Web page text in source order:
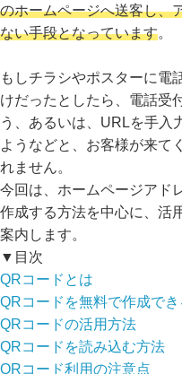
のホームページへ送客し、
ない手段となっています。
もしチラシやポスターに電
けだったとしたら、電話受
う、あるいは、URLを手入
ようなどと、お客様が来て
れません。
今回は、ホームページアド
作成する方法を中心に、活
案内します。
▼目次
QRコードとは
QRコードを無料で作成で
QRコードの活用方法
QRコードを読み込む方法
QRコード利用の注意点